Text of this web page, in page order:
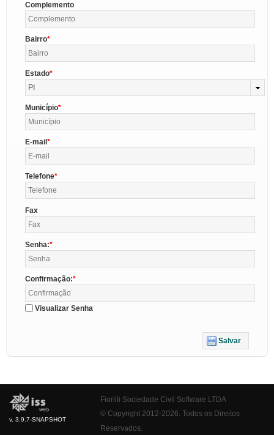
Complemento
Bairro
Estado
PI
Município
E-mail
Telefone
Fax
Senha:
Confirmação:
Visualizar Senha
Salvar
v. 3.9.7-SNAPSHOT
Fiorilli Sociedade Civil Software LTDA
© Copyright 2012-2026. Todos os Direitos
Reservados.